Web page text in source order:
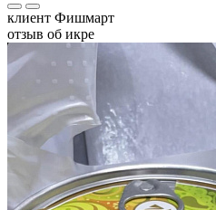
клиент Фишмарт
отзыв об икре